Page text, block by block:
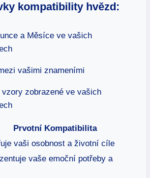
kompatibility hvězd:
a Měsíce ve vašich
vašimi znameními
vzory zobrazené ve vašich
Prvotní ⁤Kompatibilita
vaši osobnost a životní cíle
⁤vaše emoční potřeby a